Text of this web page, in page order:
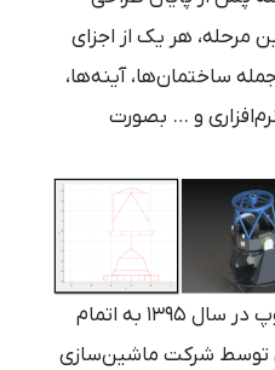
مرحله، هر یک از اجزای
ساختمان‌ها، آینه‌ها،
و … بصورت
طراحی تفصیلی تلسکوپ در سال ۱۳۹۵ به اتمام
توسط شرکت ماشین‌سازی